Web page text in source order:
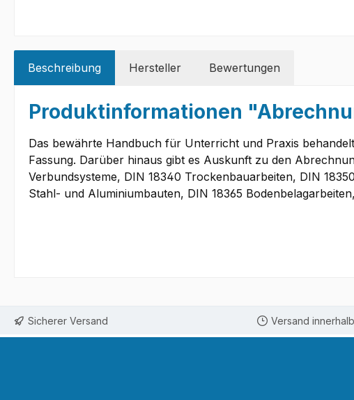
Beschreibung Hersteller Bewertungen
Produktinformationen
Das bewährte Handbuch für Unterricht und Praxis
Fassung. Darüber hinaus gibt es Auskunft zu den
Verbundsysteme, DIN 18340 Trockenbauarbeiten, DIN
Stahl- und Aluminiumbauten, DIN 18365
Sicherer Versand Versand